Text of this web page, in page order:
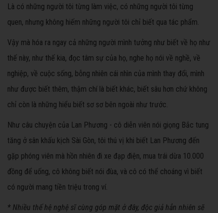
Là có những người tôi từng làm việc, có những người tôi từng
quen, nhưng không hiếm những người tôi chỉ biết qua tác phẩm.
Vậy mà hóa ra ngay cả những người mình tưởng như biết về họ như
thế này, như thế kia, đọc tâm sự của họ, nghe họ nói về nghề, về
nghiệp, về cuộc sống, bỗng nhiên cái nhìn của mình thay đổi, mình
như được biết thêm, thậm chí là biết khác, biết sâu hơn chứ không
chỉ còn là những hiểu biết sơ sơ bên ngoài như trước.
Như câu chuyện của Lan Phương - cô diễn viên nói giọng Bắc tung
tăng ở sân khấu kịch Sài Gòn, tôi thú vị khi biết Lan Phương đến
gặp phóng viên mà hồn nhiên đi xe đạp điện, mua trái dừa 10.000
đồng để uống, cô không biết nói đùa, và cô có thể choáng vì biết
có người mang tiền triệu trong ví.
* Nhiều thế hệ nghệ sĩ cùng góp mặt ở đây, độc giả hẳn nhiên sẽ